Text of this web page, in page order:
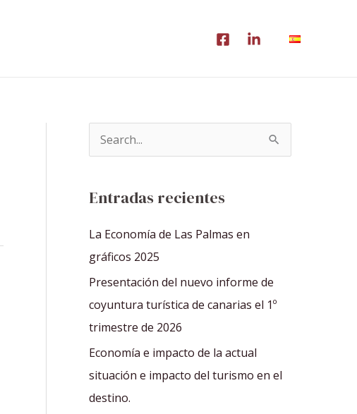
a
r
p
o
r
:
Entradas recientes
La Economía de Las Palmas en
gráficos 2025
Presentación del nuevo informe de
coyuntura turística de canarias el 1º
trimestre de 2026
Economía e impacto de la actual
situación e impacto del turismo en el
destino.